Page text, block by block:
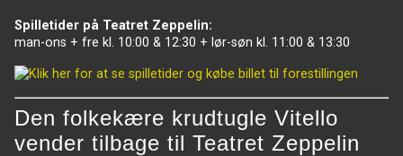
Spilletider på Teatret Zeppelin:
man-ons + fre kl. 10:00 & 12:30 + lør-søn kl. 11:00 & 13:30
Den folkekære krudtugle Vitello
vender tilbage til Teatret Zeppelin